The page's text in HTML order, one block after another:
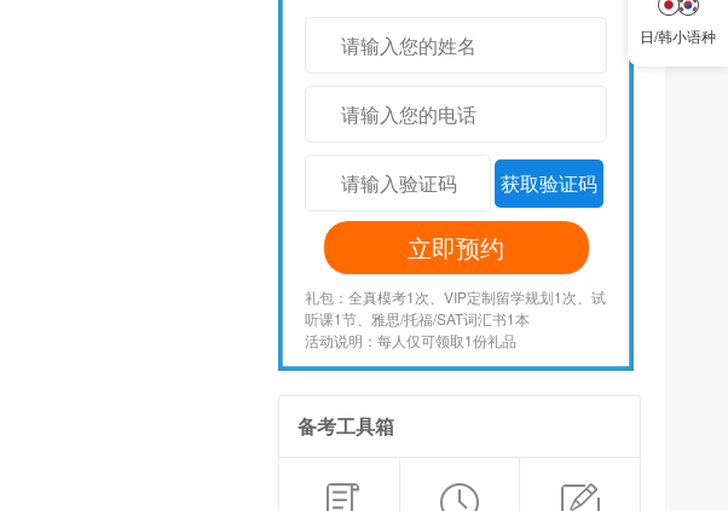
获取验证码
立即预约
礼包：全真模考1次、VIP定制留学规划1次、试
听课1节、雅思/托福/SAT词汇书1本
活动说明：每人仅可领取1份礼品
备考工具箱
日/韩小语种